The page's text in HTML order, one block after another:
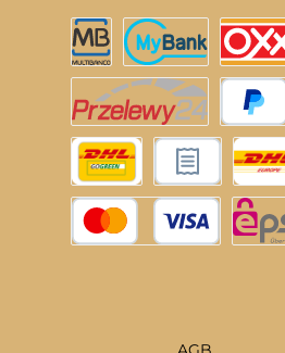
PayPal
Rechnungskauf
MultibancoMyBank OXXO
Przelewy24
DHL Deutschland DHL EU